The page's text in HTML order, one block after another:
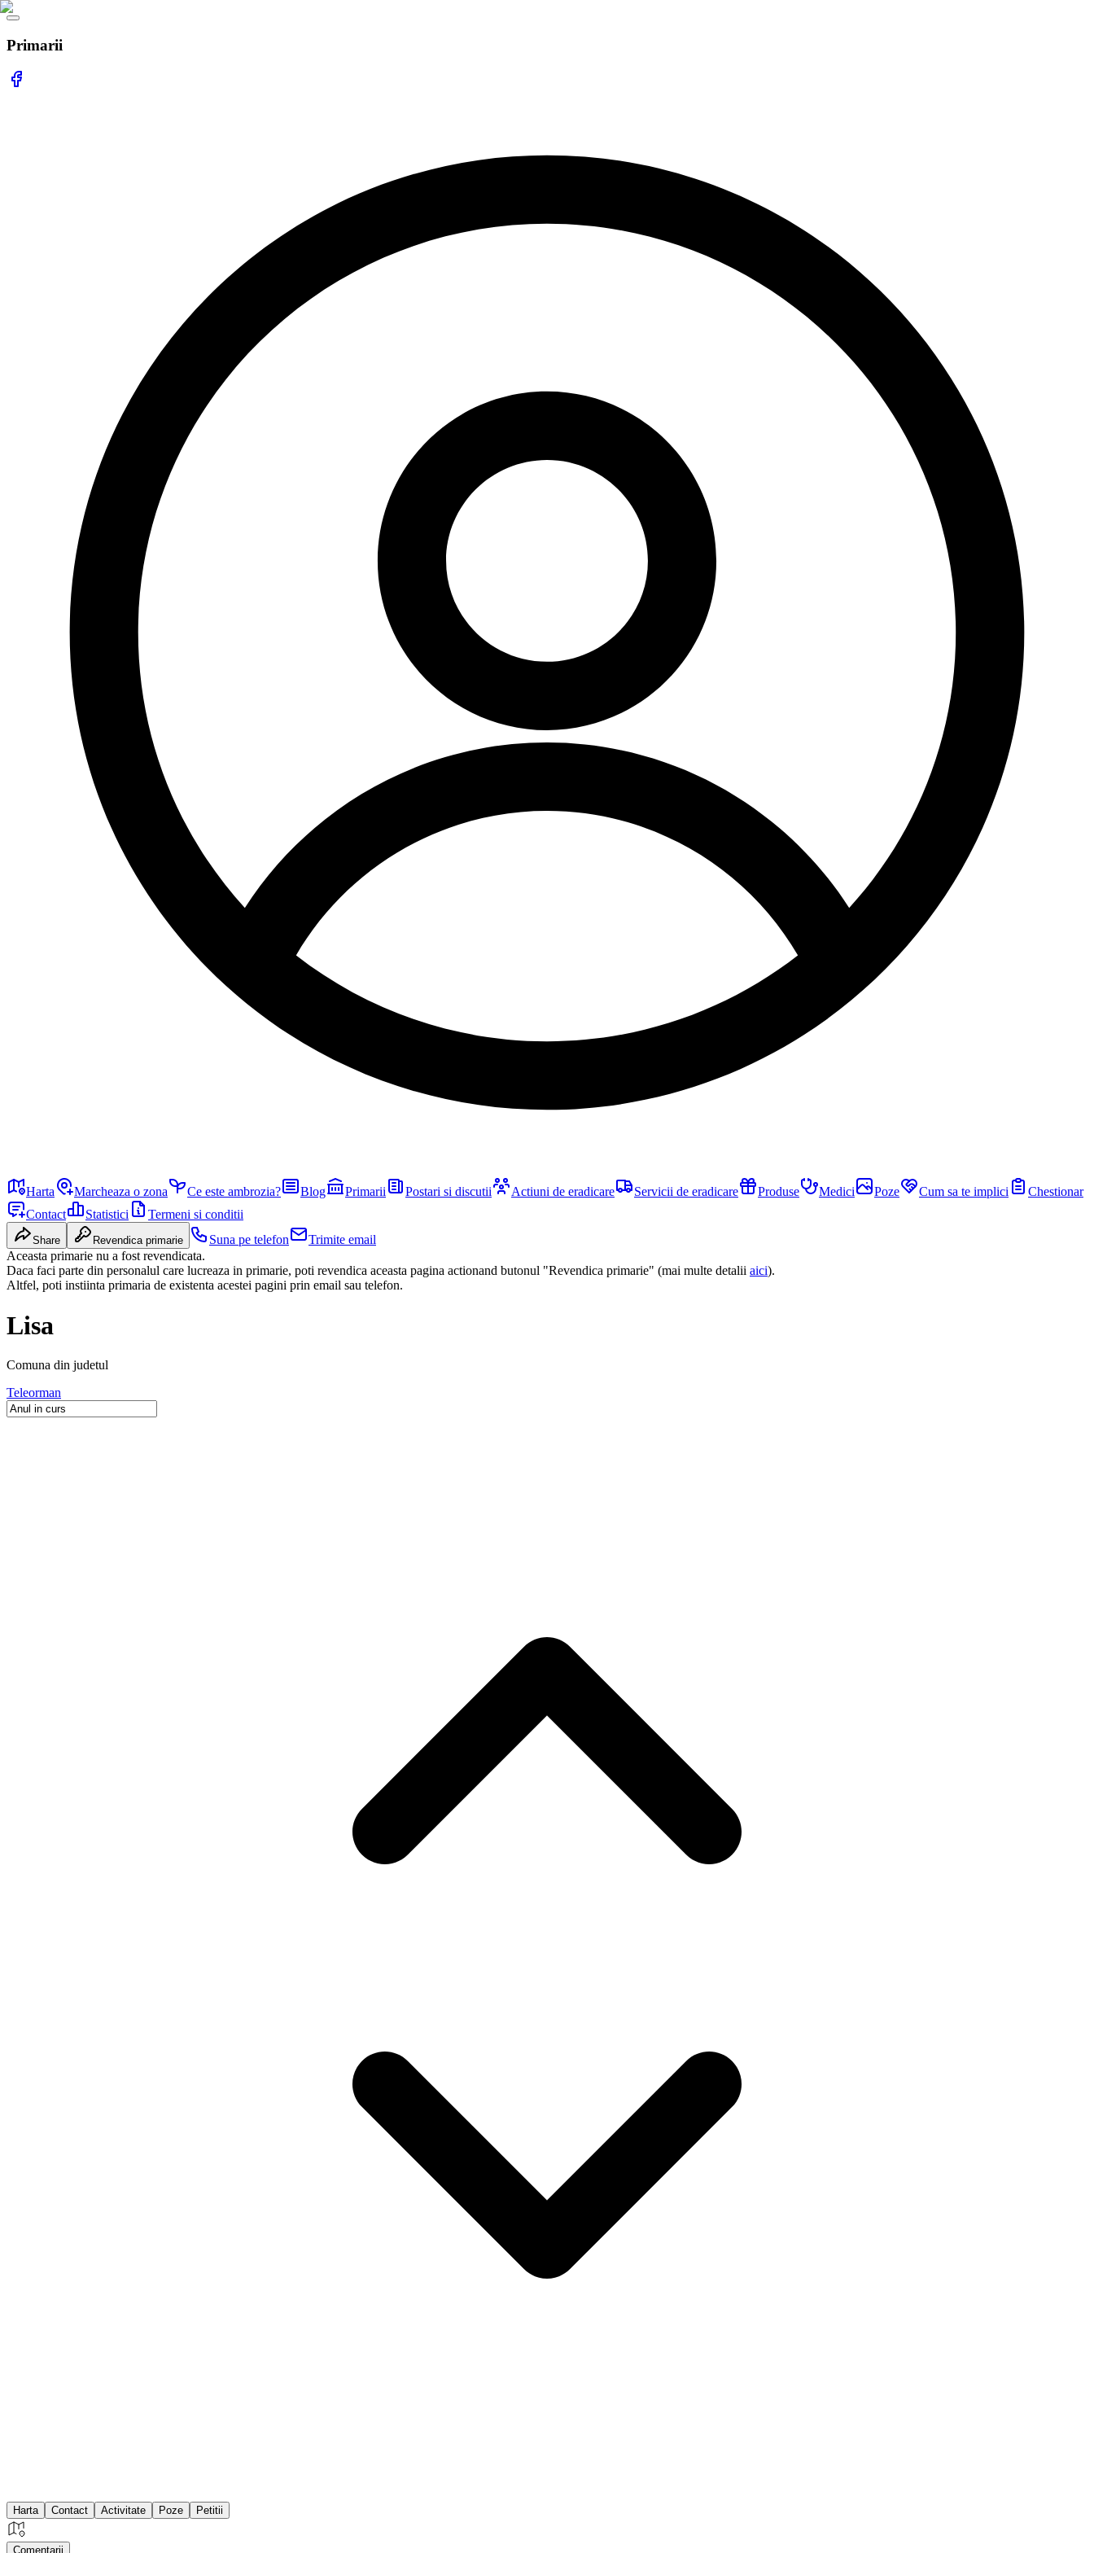
Primarii
Harta Marcheaza o zona Ce este ambrozia? Blog Primarii Postari si discutii Actiuni de eradicare Servicii de eradicare Produse Medici Poze Cum sa te implici
Chestionar
Contact
Statistici Termeni si conditii
Share Revendica primarie Suna pe telefon
Trimite email
Aceasta primarie nu a fost revendicata.
Daca faci parte din personalul care lucreaza in primarie, poti revendica aceasta pagina actionand butonul "Revendica primarie" (mai multe detalii aici).
Altfel, poti instiinta primaria de existenta acestei pagini prin email sau telefon.
Lisa
Comuna din judetul
Teleorman
Harta Contact Activitate Poze Petitii
Comentarii